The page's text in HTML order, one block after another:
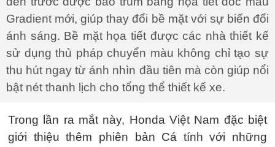
Gradient mới, giúp thay đổi bề mặt với sự biến đổi
ánh sáng. Bề mặt họa tiết được các nhà thiết kế
sử dụng thủ pháp chuyển màu không chỉ tạo sự
thu hút ngay từ ánh nhìn đầu tiên mà còn giúp nổi
bật nét thanh lịch cho tổng thể thiết kế xe.
Trong lần ra mắt này, Honda Việt Nam đặc biệt
giới thiệu thêm phiên bản Cá tính với những